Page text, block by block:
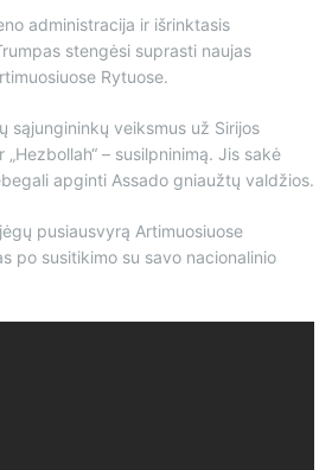
administracija ir išrinktasis
stengėsi suprasti naujas
Rytuose.
sąjungininkų veiksmus už Sirijos
„Hezbollah“ – susilpninimą. Jis sakė
apginti Assado gniaužtų valdžios.
pusiausvyrą Artimuosiuose
po susitikimo su savo nacionalinio